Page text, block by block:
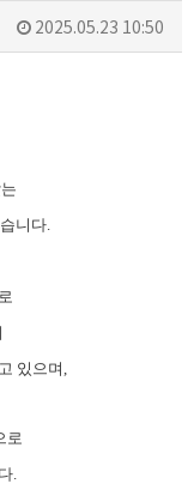
2025.05.23 10:50
니다.
있으며,
로
.